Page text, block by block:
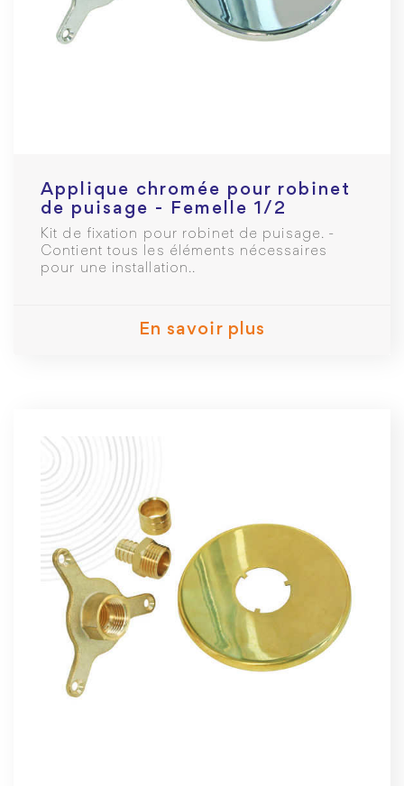
Applique chromée pour robinet
de puisage - Femelle 1/2
Kit de fixation pour robinet de puisage. -
Contient tous les éléments nécessaires
pour une installation..
En savoir plus